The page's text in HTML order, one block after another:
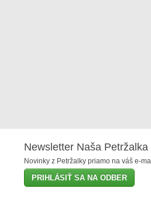
Newsletter Naša Petržalka
Novinky z Petržalky priamo na váš e-
PRIHLÁSIŤ SA NA ODBER